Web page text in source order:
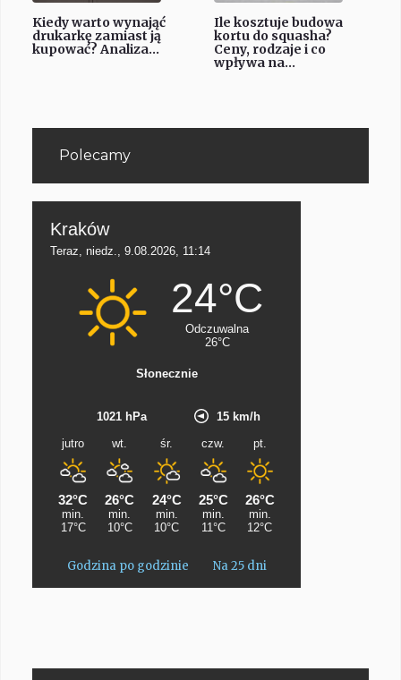
Kiedy warto wynająć
drukarkę zamiast ją
kupować? Analiza...
Ile kosztuje budowa
kortu do squasha?
Ceny, rodzaje i co
wpływa na...
Polecamy
Godzina po godzinie Na 25 dni